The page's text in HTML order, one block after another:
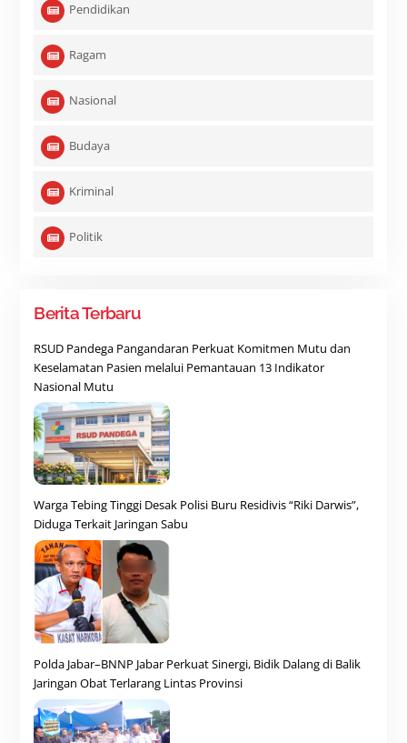
Pendidikan
Ragam
Nasional
Budaya
Kriminal
Politik
Berita Terbaru
RSUD Pandega Pangandaran Perkuat Komitmen Mutu dan
Keselamatan Pasien melalui Pemantauan 13 Indikator
Nasional Mutu
Warga Tebing Tinggi Desak Polisi Buru Residivis “Riki Darwis”,
Diduga Terkait Jaringan Sabu
Polda Jabar–BNNP Jabar Perkuat Sinergi, Bidik Dalang di Balik
Jaringan Obat Terlarang Lintas Provinsi